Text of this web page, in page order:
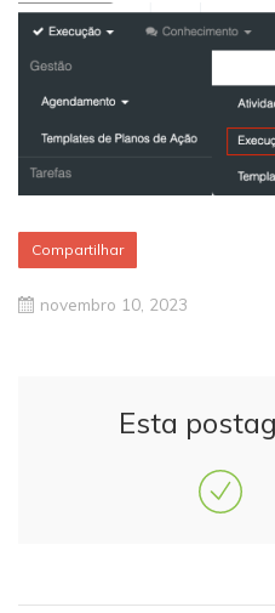
Compartilhar
novembro 10, 2023
Esta